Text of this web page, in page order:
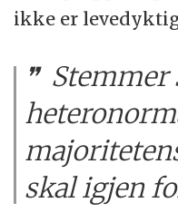
ikke er
Stemmer
skal igjen